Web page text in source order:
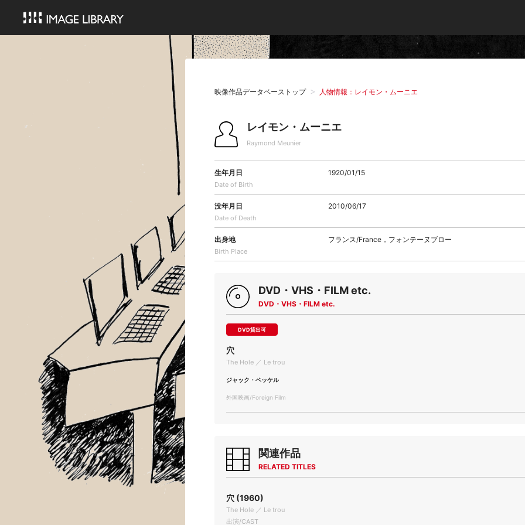
映像作品データベーストップ 人物情報：レイモン・ムーニエ
レイモン・ムーニエ
Raymond Meunier
生年月日
Date of Birth
1920/01/15
没年月日
Date of Death
2010/06/17
出身地
Birth Place
フランス/France，フォンテーヌブロー
DVD・VHS・FILM etc.
DVD・VHS・FILM etc.
DVD貸出可
穴
The Hole ／ Le trou
ジャック・ベッケル
外国映画/Foreign Film
関連作品
RELATED TITLES
穴 (1960)
The Hole ／ Le trou
出演/CAST